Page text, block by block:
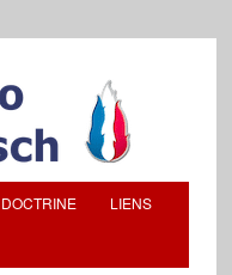
DOCTRINE LIENS